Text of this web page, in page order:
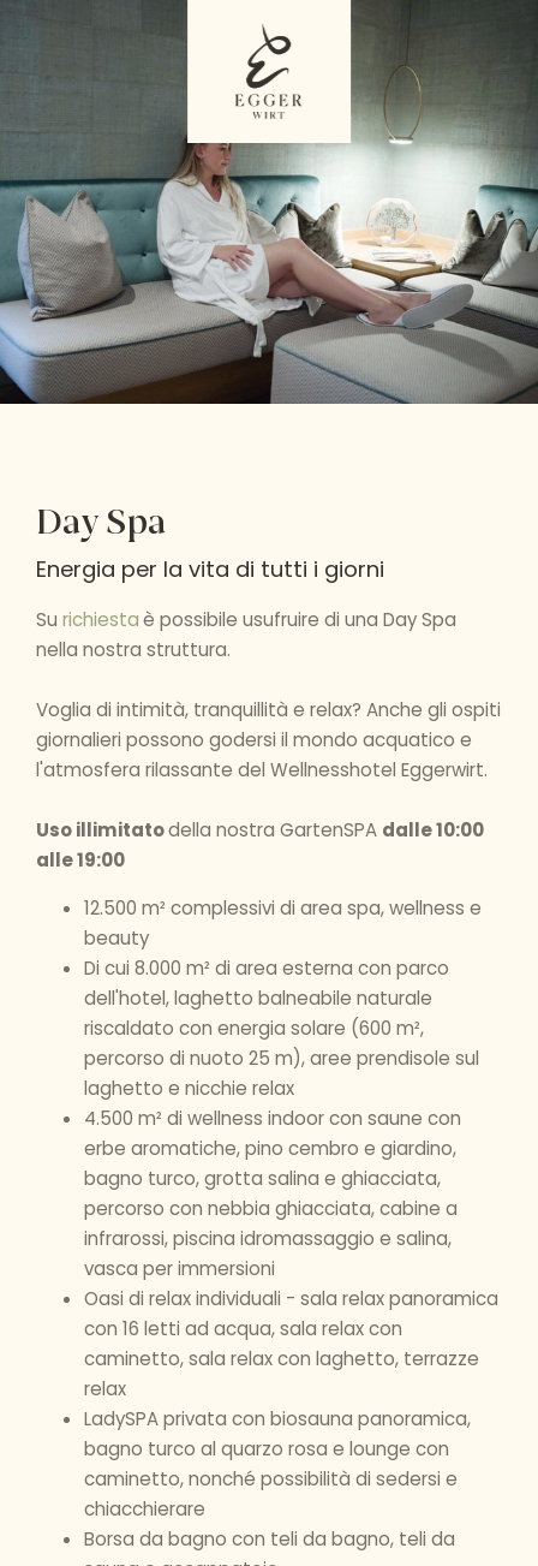
Day Spa
Energia per la vita di tutti i giorni
Surichiestaè possibile usufruire di una Day Spa
nella nostra struttura.
Voglia di intimità, tranquillità e relax? Anche gli ospiti
giornalieri possono godersi il mondo acquatico e
l'atmosfera rilassante del Wellnesshotel Eggerwirt.
Uso illimitatodella nostra GartenSPA dalle 10:00
alle 19:00
12.500 m² complessivi di area spa, wellness e
beauty
Di cui 8.000 m² di area esterna con parco
dell'hotel, laghetto balneabile naturale
riscaldato con energia solare (600 m²,
percorso di nuoto 25 m), aree prendisole sul
laghetto e nicchie relax
4.500 m² di wellness indoor con saune con
erbe aromatiche, pino cembro e giardino,
bagno turco, grotta salina e ghiacciata,
percorso con nebbia ghiacciata, cabine a
infrarossi, piscina idromassaggio e salina,
vasca per immersioni
Oasi di relax individuali - sala relax panoramica
con 16 letti ad acqua, sala relax con
caminetto, sala relax con laghetto, terrazze
relax
LadySPA privata con biosauna panoramica,
bagno turco al quarzo rosa e lounge con
caminetto, nonché possibilità di sedersi e
chiacchierare
Borsa da bagno con teli da bagno, teli da